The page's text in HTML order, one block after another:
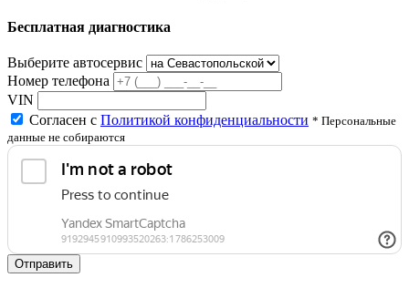
Бесплатная диагностика
Выберите автосервис
Номер телефона
VIN
Согласен с Политикой конфиденциальности * Персональные
данные не собираются
Отправить